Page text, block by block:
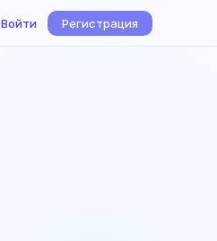
Войти Регистрация